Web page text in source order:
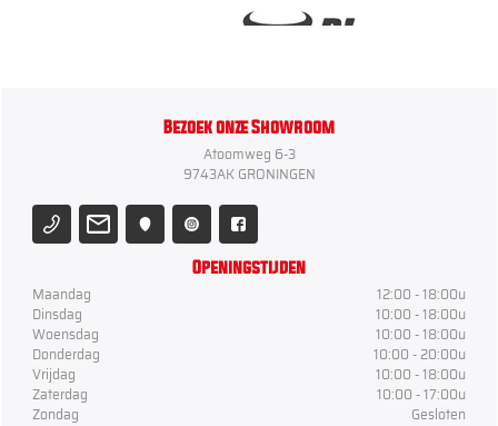
Bezoek onze Showroom
Atoomweg 6-3
9743AK GRONINGEN
Openingstijden
Maandag
12:00 - 18:00u
Dinsdag
10:00 - 18:00u
Woensdag
10:00 - 18:00u
Donderdag
10:00 - 20:00u
Vrijdag
10:00 - 18:00u
Zaterdag
10:00 - 17:00u
Zondag
Gesloten